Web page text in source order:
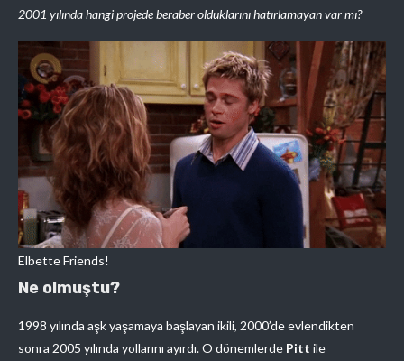
2001 yılında hangi projede beraber olduklarını hatırlamayan var mı?
Elbette Friends!
Ne olmuştu?
1998 yılında aşk yaşamaya başlayan ikili, 2000’de evlendikten
sonra 2005 yılında yollarını ayırdı. O dönemlerde Pitt ile